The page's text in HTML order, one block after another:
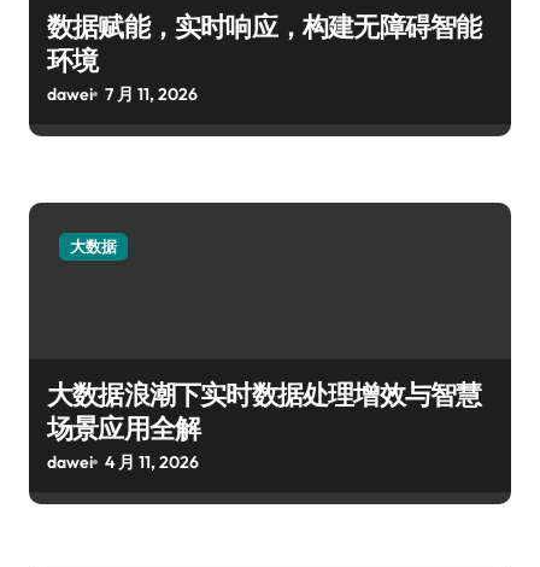
数据赋能，实时响应，构建无障碍智能
环境
dawei 7 月 11, 2026
大数据
大数据浪潮下实时数据处理增效与智慧
场景应用全解
dawei 4 月 11, 2026